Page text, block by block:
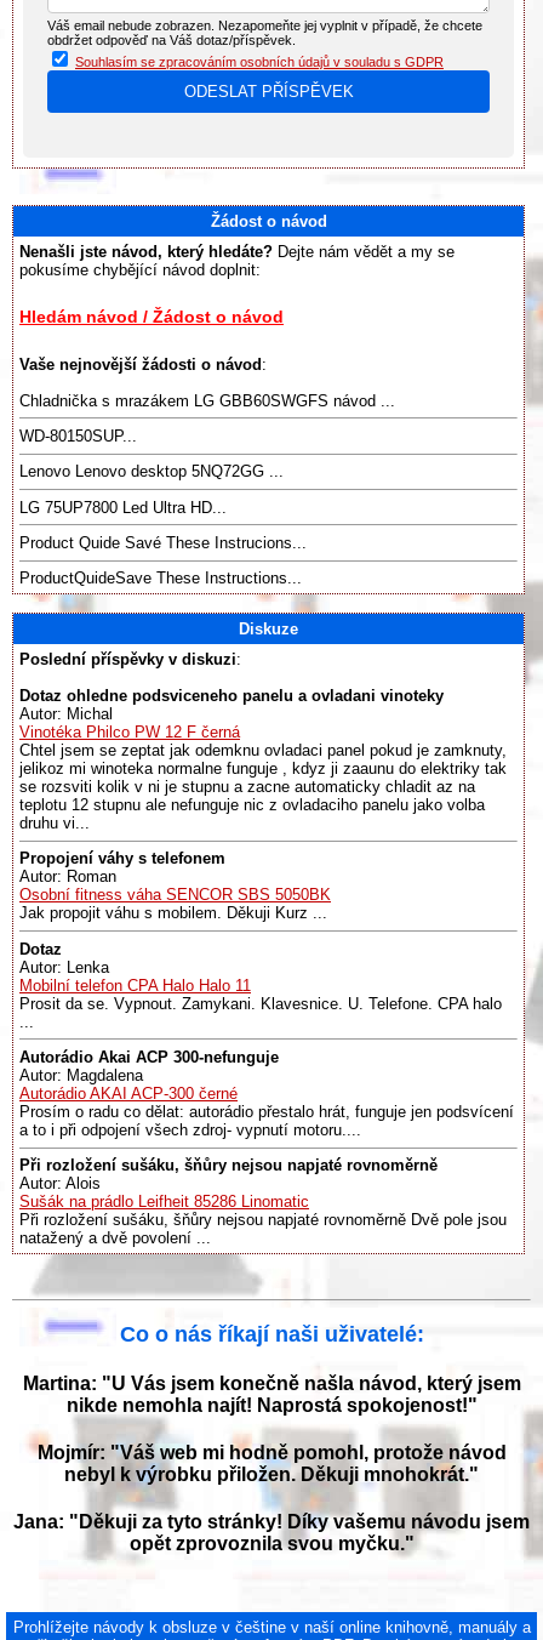
Váš email nebude zobrazen. Nezapomeňte jej vyplnit v případě, že chcete
obdržet odpověď na Váš dotaz/příspěvek.
Souhlasím se zpracováním osobních údajů v souladu s GDPR
Žádost o návod
Nenašli jste návod, který hledáte? Dejte nám vědět a my se
pokusíme chybějící návod doplnit:
Hledám návod / Žádost o návod
Vaše nejnovější žádosti o návod :
Chladnička s mrazákem LG GBB60SWGFS návod ...
WD-80150SUP...
Lenovo Lenovo desktop 5NQ72GG ...
LG 75UP7800 Led Ultra HD...
Product Quide Savé These Instrucions...
ProductQuideSave These Instructions...
Diskuze
Poslední příspěvky v diskuzi:
Dotaz ohledne podsviceneho panelu a ovladani vinoteky
Autor: Michal
Vinotéka Philco PW 12 F černá
Chtel jsem se zeptat jak odemknu ovladaci panel pokud je zamknuty,
jelikoz mi winoteka normalne funguje , kdyz ji zaaunu do elektriky tak
se rozsviti kolik v ni je stupnu a zacne automaticky chladit az na
teplotu 12 stupnu ale nefunguje nic z ovladaciho panelu jako volba
druhu vi...
Propojení váhy s telefonem
Autor: Roman
Osobní fitness váha SENCOR SBS 5050BK
Jak propojit váhu s mobilem. Děkuji Kurz ...
Dotaz
Autor: Lenka
Mobilní telefon CPA Halo Halo 11
Prosit da se. Vypnout. Zamykani. Klavesnice. U. Telefone. CPA halo
Autorádio Akai ACP 300-nefunguje
Autor: Magdalena
Autorádio AKAI ACP-300 černé
Prosím o radu co dělat: autorádio přestalo hrát, funguje jen podsvícení
a to i při odpojení všech zdroj- vypnutí motoru....
Při rozložení sušáku, šňůry nejsou napjaté rovnoměrně
Autor: Alois
Sušák na prádlo Leifheit 85286 Linomatic
Při rozložení sušáku, šňůry nejsou napjaté rovnoměrně Dvě pole jsou
natažený a dvě povolení ...
Co o nás říkají naši uživatelé:
Martina: "U Vás jsem konečně našla návod, který jsem
nikde nemohla najít! Naprostá spokojenost!"
Mojmír: "Váš web mi hodně pomohl, protože návod
nebyl k výrobku přiložen. Děkuji mnohokrát."
Jana: "Děkuji za tyto stránky! Díky vašemu návodu jsem
opět zprovoznila svou myčku."
Prohlížejte návody k obsluze v češtine v naší online knihovně, manuály a